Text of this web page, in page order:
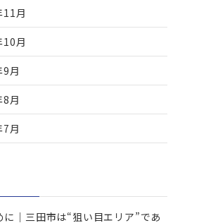
月
月
月
月
月
に｜三田市は“狙い目エリア”であ